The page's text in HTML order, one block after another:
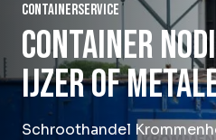
Elektronica recycling
Slopen & demontage
Katalysator recycling
Containerservice
Container
ijzer of
Schroothandel